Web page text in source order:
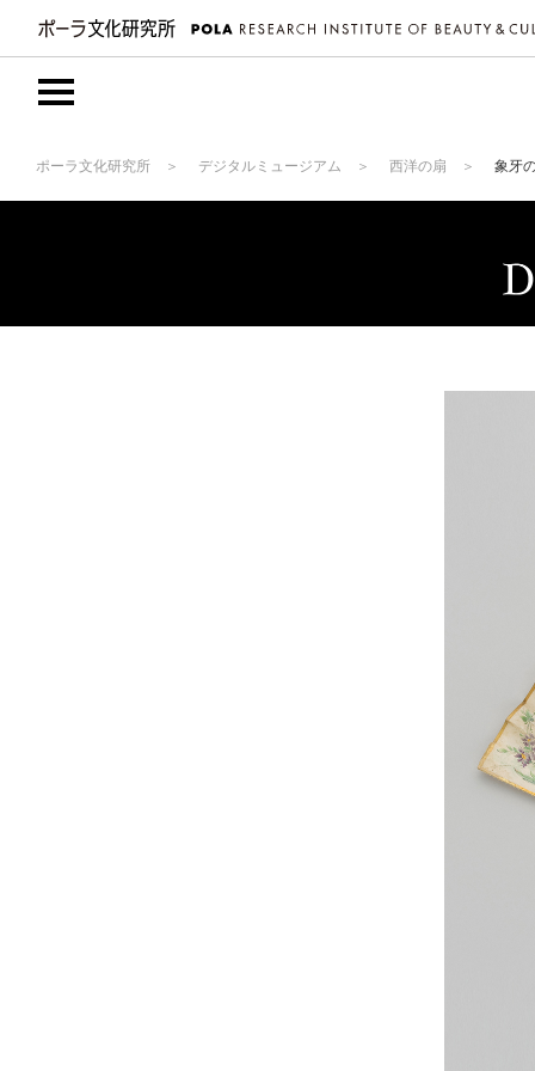
ポーラ文化研究所 デジタルミュージアム 西洋の扇 象牙